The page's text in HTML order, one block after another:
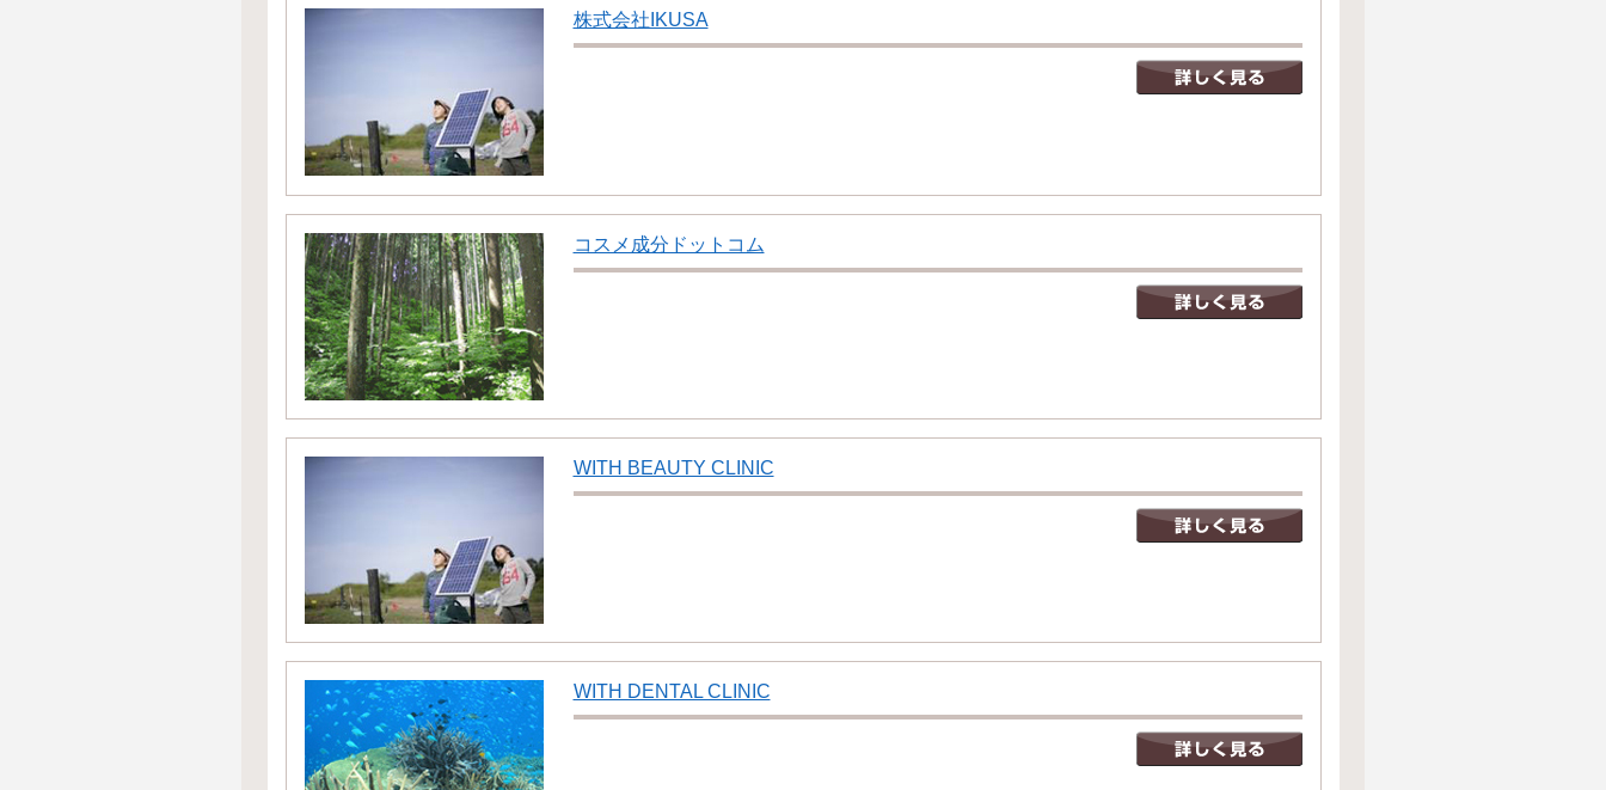
株式会社IKUSA
コスメ成分ドットコム
WITH BEAUTY CLINIC
WITH DENTAL CLINIC